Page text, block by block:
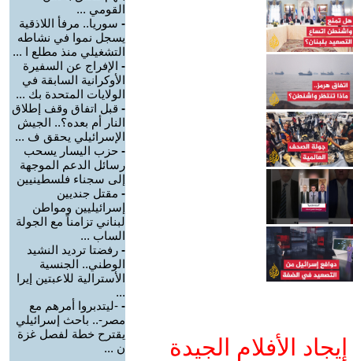
الأفلام الجيدة
القومي ...
- سوريا.. مرفأ اللاذقية
يسجل نموا في نشاطه
التشغيلي منذ مطلع ا ...
- الإفراج عن السفيرة
الأوكرانية السابقة في
الولايات المتحدة بك ...
- قبل اتفاق وقف إطلاق
النار أم بعده؟.. الجيش
الإسرائيلي يحقق ف ...
- حزب اليسار يسحب
رسائل الدعم الموجهة
إلى سجناء فلسطينيين
- مقتل جنديين
إسرائيليين ومواطن
لبناني تزامناً مع الجولة
الساب ...
- رفضتا ترديد النشيد
الوطني.. الجنسية
الأسترالية للاعبتين إيرا
...
- -ليتدبروا أمرهم مع
مصر-.. باحث إسرائيلي
يقترح خطة لفصل غزة
ن ...